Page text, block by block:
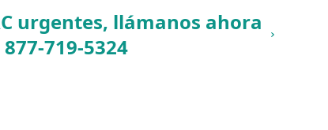
urgentes, llámanos ahora
877-719-5324